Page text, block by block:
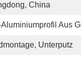
China
Aluminiumprofil Aus
Unterputz